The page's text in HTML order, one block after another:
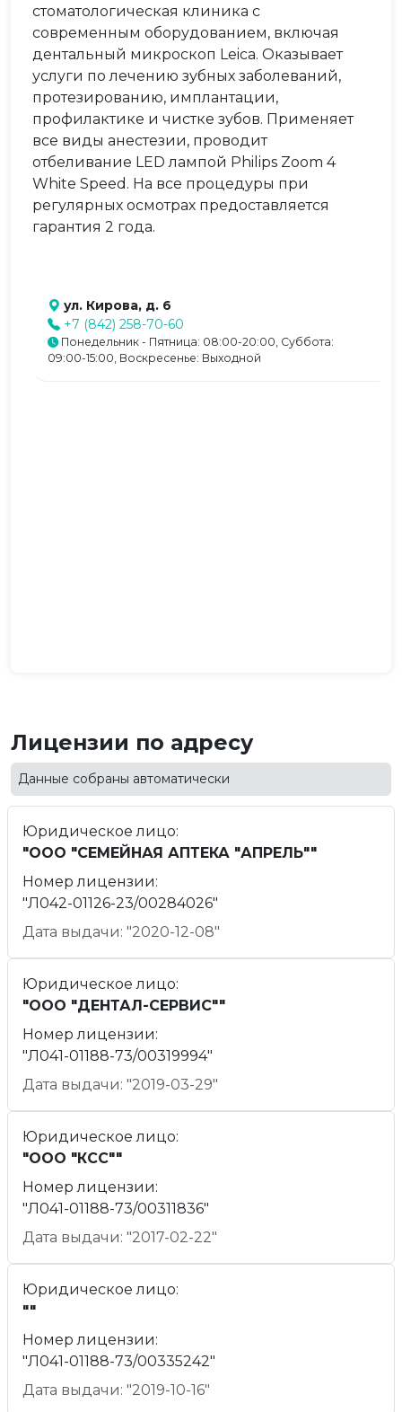
стоматологическая клиника с
современным оборудованием, включая
дентальный микроскоп Leica. Оказывает
услуги по лечению зубных заболеваний,
протезированию, имплантации,
профилактике и чистке зубов. Применяет
все виды анестезии, проводит
отбеливание LED лампой Philips Zoom 4
White Speed. На все процедуры при
регулярных осмотрах предоставляется
гарантия 2 года.
ул. Кирова, д. 6
+7 (842) 258-70-60
Понедельник - Пятница: 08:00-20:00, Суббота:
09:00-15:00, Воскресенье: Выходной
Лицензии по адресу
Данные собраны автоматически
Юридическое лицо:
"ООО "СЕМЕЙНАЯ АПТЕКА "АПРЕЛЬ""
Номер лицензии:
"Л042-01126-23/00284026"
Дата выдачи: "2020-12-08"
Юридическое лицо:
"ООО "ДЕНТАЛ-СЕРВИС""
Номер лицензии:
"Л041-01188-73/00319994"
Дата выдачи: "2019-03-29"
Юридическое лицо:
"ООО "КСС""
Номер лицензии:
"Л041-01188-73/00311836"
Дата выдачи: "2017-02-22"
Юридическое лицо:
""
Номер лицензии:
"Л041-01188-73/00335242"
Дата выдачи: "2019-10-16"